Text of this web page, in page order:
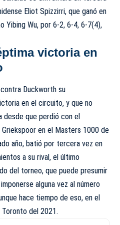
Eliot Spizzirri, que ganó en
Yibing Wu, por 6-2, 6-4, 6-7(4),
victoria en
Duckworth su
en el circuito, y que no
desde que perdió con el
Griekspoor en el Masters 1000 de
año, batió por tercera vez en
a su rival, el último
del torneo, que puede presumir
alguna vez al número
hace tiempo de eso, en el
del 2021.